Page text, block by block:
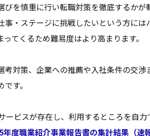
を慎重に行い転職対策を徹底するかが
・ステージに挑戦したいという方には
てくるため難易度はより高まります。
対策、企業への推薦や入社条件の交渉
す。
ービスが存在し、利用するところを自
度職業紹介事業報告書の集計結果（速報